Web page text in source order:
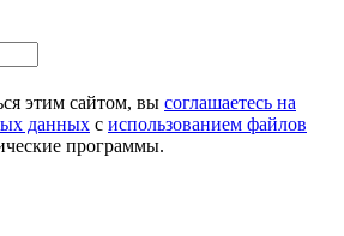
этим сайтом, вы соглашаетесь на
данных с использованием файлов
программы.